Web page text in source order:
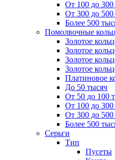
От 100 до 300
От 300 до 500
Более 500
Помолвочные
Золотое
Золотое
Золотое
Золотое
Платиновое
До 50 тысяч
От 50 до 100
От 100 до 300
От 300 до 500
Более 500
Серьги
Тип
Пусеты